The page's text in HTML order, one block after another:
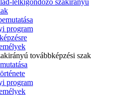
lelkigondozó szakirányú
program
továbbképzési szak
program